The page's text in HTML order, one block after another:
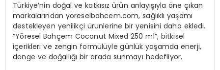
Türkiye’nin doğal ve katkısız ürün anlayışıyla öne çıkan
markalarından yoreselbahcem.com, sağlıklı yaşamı
destekleyen yenilikçi ürünlerine bir yenisini daha ekledi.
“Yöresel Bahçem Coconut Mixed 250 ml”, bitkisel
içerikleri ve zengin formülüyle günlük yaşamda enerji,
denge ve doğallığı bir arada sunmayı hedefliyor.